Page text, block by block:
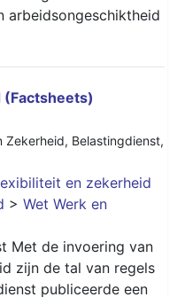
arbeidsongeschiktheid
Zekerheid, Belastingdienst,
en zekerheid
> Wet Werk en
Met de invoering van
zijn de tal van regels
publiceerde een